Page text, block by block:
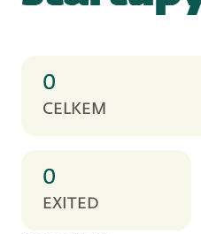
0
CELKEM
0
EXITED